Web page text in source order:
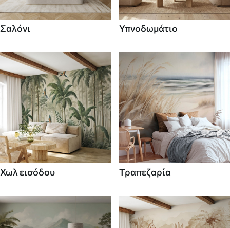
Σαλόνι Υπνοδωμάτιο
Χωλ εισόδου Τραπεζαρία